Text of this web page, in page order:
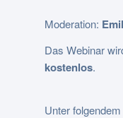
Moderation:
Das Webinar
kostenlos.
Unter